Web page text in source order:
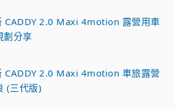
CADDY 2.0 Maxi 4motion 露營用車
劃分享
CADDY 2.0 Maxi 4motion 車旅露營
(三代版)